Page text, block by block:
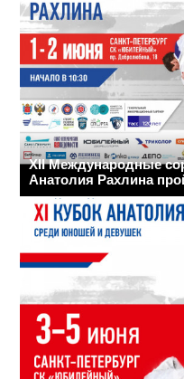
ХII Международные
Анатолия Рахлина